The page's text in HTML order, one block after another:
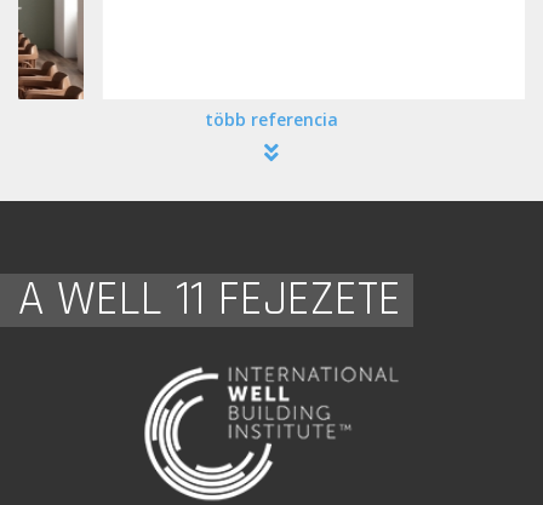
több referencia
A WELL 11 FEJEZETE